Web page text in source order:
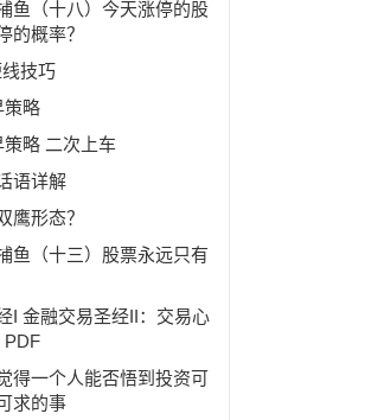
鱼（十八）今天涨停的股
的概率？
技巧
策略
策略 二次上车
语详解
鹰形态？
鱼（十三）股票永远只有
I 金融交易圣经II：交易心
PDF
得一个人能否悟到投资可
求的事